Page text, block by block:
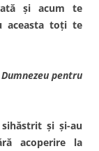
şi acum te
aceasta toţi te
pentru
şi şi-au
acoperire la